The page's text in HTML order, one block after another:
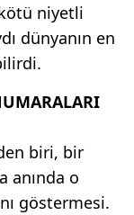
kötü niyetli
dünyanın en
biri, bir
anında o
göstermesi.